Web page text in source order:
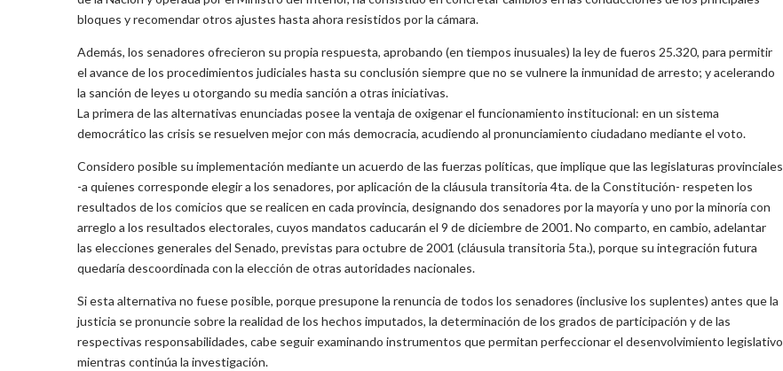
bloques y recomendar otros ajustes hasta ahora resistidos por la cámara.
Además, los senadores ofrecieron su propia respuesta, aprobando (en tiempos inusuales) la ley de fueros 25.320, para permitir
el avance de los procedimientos judiciales hasta su conclusión siempre que no se vulnere la inmunidad de arresto; y acelerando
la sanción de leyes u otorgando su media sanción a otras iniciativas.
La primera de las alternativas enunciadas posee la ventaja de oxigenar el funcionamiento institucional: en un sistema
democrático las crisis se resuelven mejor con más democracia, acudiendo al pronunciamiento ciudadano mediante el voto.
Considero posible su implementación mediante un acuerdo de las fuerzas políticas, que implique que las legislaturas provinciales
-a quienes corresponde elegir a los senadores, por aplicación de la cláusula transitoria 4ta. de la Constitución- respeten los
resultados de los comicios que se realicen en cada provincia, designando dos senadores por la mayoría y uno por la minoría con
arreglo a los resultados electorales, cuyos mandatos caducarán el 9 de diciembre de 2001. No comparto, en cambio, adelantar
las elecciones generales del Senado, previstas para octubre de 2001 (cláusula transitoria 5ta.), porque su integración futura
quedaría descoordinada con la elección de otras autoridades nacionales.
Si esta alternativa no fuese posible, porque presupone la renuncia de todos los senadores (inclusive los suplentes) antes que la
justicia se pronuncie sobre la realidad de los hechos imputados, la determinación de los grados de participación y de las
respectivas responsabilidades, cabe seguir examinando instrumentos que permitan perfeccionar el desenvolvimiento legislativo
mientras continúa la investigación.